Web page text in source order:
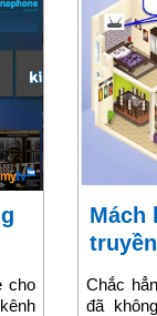
cho
Mách bạn cách để có đường
Chắc
đã